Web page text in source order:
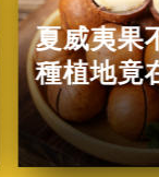
夏威夷果
種植地竟